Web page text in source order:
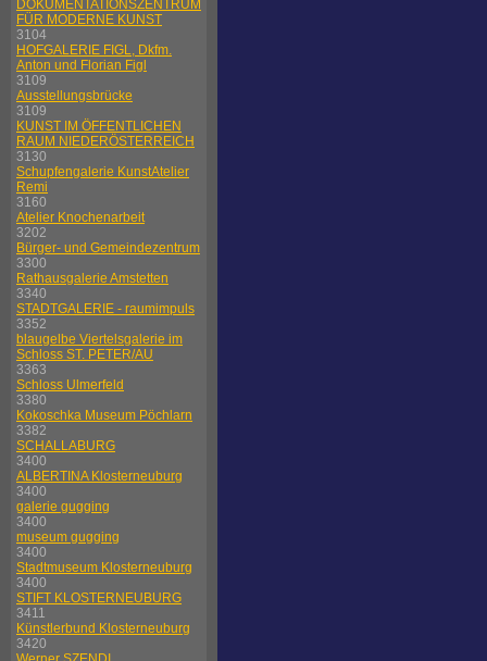
DOKUMENTATIONSZENTRUM
FÜR MODERNE KUNST
3104
HOFGALERIE FIGL, Dkfm.
Anton und Florian Figl
3109
Ausstellungsbrücke
3109
KUNST IM ÖFFENTLICHEN
RAUM NIEDERÖSTERREICH
3130
Schupfengalerie KunstAtelier
Remi
3160
Atelier Knochenarbeit
3202
Bürger- und Gemeindezentrum
3300
Rathausgalerie Amstetten
3340
STADTGALERIE - raumimpuls
3352
blaugelbe Viertelsgalerie im
Schloss ST. PETER/AU
3363
Schloss Ulmerfeld
3380
Kokoschka Museum Pöchlarn
3382
SCHALLABURG
3400
ALBERTINA Klosterneuburg
3400
galerie gugging
3400
museum gugging
3400
Stadtmuseum Klosterneuburg
3400
STIFT KLOSTERNEUBURG
3411
Künstlerbund Klosterneuburg
3420